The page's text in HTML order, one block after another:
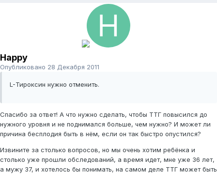
Happy
Опубликовано 28 Декабря 2011
L-Тироксин нужно отменить.
Спасибо за ответ! А что нужно сделать, чтобы ТТГ повысился до
нужного уровня и не поднимался больше, чем нужно? И может ли
причина бесплодия быть в нём, если он так быстро опустился?
Извините за столько вопросов, но мы очень хотим ребёнка и
столько уже прошли обследований, а время идет, мне уже 36 лет,
а мужу 37, и хотелось бы понимать, на самом деле ТТГ может быть